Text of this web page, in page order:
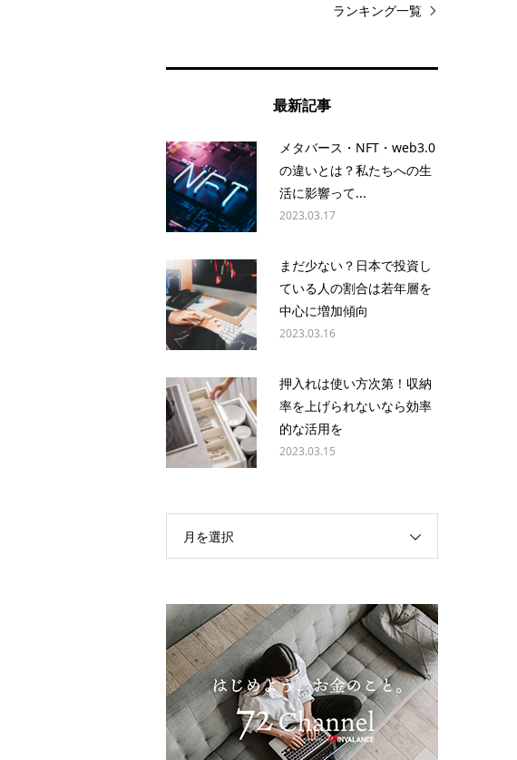
ランキング一覧
最新記事
メタバース・NFT・web3.0
の違いとは？私たちへの生
活に影響って...
2023.03.17
まだ少ない？日本で投資し
ている人の割合は若年層を
中心に増加傾向
2023.03.16
押入れは使い方次第！収納
率を上げられないなら効率
的な活用を
2023.03.15
月を選択